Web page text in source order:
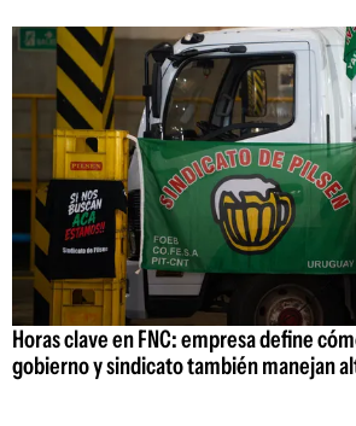
Horas clave en FNC: empresa define
gobierno y sindicato también manejan